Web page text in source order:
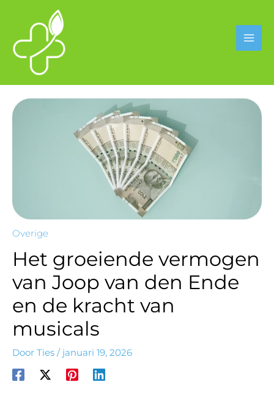
inhoud
Overige
Het groeiende vermogen
van Joop van den Ende
en de kracht van
musicals
Door Ties / januari 19, 2026